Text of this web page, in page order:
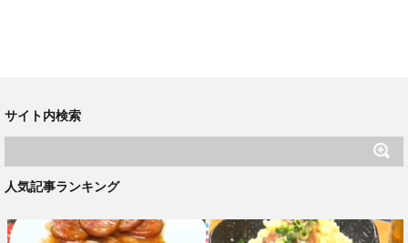
サイト内検索
人気記事ランキング